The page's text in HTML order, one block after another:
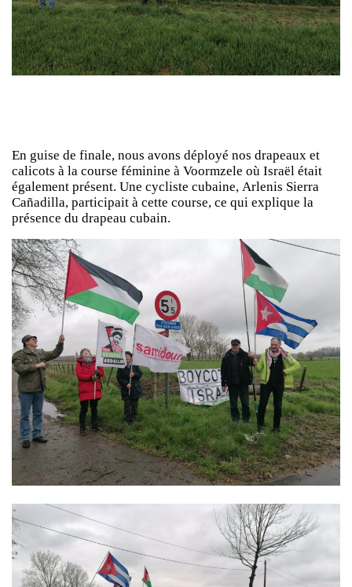
En guise de finale, nous avons déployé nos drapeaux et
calicots à la course féminine à Voormzele où Israël était
également présent. Une cycliste cubaine, Arlenis Sierra
Cañadilla, participait à cette course, ce qui explique la
présence du drapeau cubain.